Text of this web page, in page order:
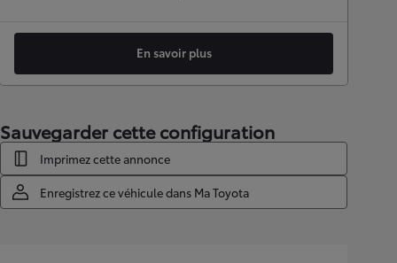
En savoir plus
Sauvegarder cette configuration
Imprimez cette annonce
Enregistrez ce véhicule dans Ma Toyota